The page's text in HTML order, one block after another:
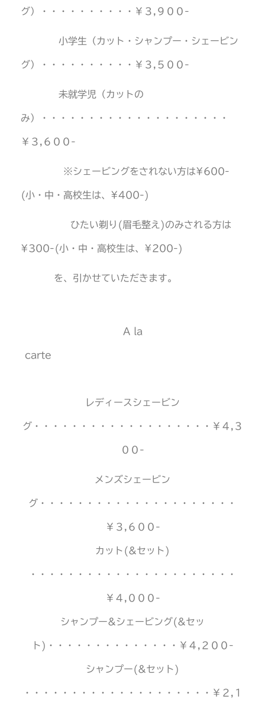
グ）・・・・・・・・・・￥３,９００-
小学生（カット・シャンプー・シェービン
グ）・・・・・ ・・・・・￥３,５００-
未就学児（カットの
み）・・・・・・・・・・・・・・・・・・・・
￥３,６００-
※シェービングをされない方は¥600-
(小・中・高校生は、¥400-)
ひたい剃り(眉毛整え)のみされる方は
¥300-(小・中・高校生は、¥200-)
を、引かせていただきます。
A la
carte
レディースシェービン
グ・・・・・・・・・・・・・・・・・・・￥４,３
００-
メンズシェービン
グ・・・・・・・・・・・・・・・・・・・・・
￥３,６００-
カット(&セット)
・・・・・・・・・・・・・・・・・・・・・・
￥４,０００-
シャンプー&シェービング(&セッ
ト)・・・・・・・・・・・・・・￥４,２００-
シャンプー(&セット)
・・・・・・・・・・・・・・・・・・・・￥２,１